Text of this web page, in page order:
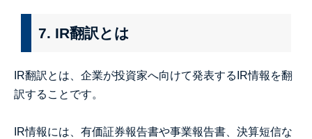
7. IR翻訳とは
IR翻訳とは、企業が投資家へ向けて発表するIR情報を翻
訳することです。
IR情報には、有価証券報告書や事業報告書、決算短信な